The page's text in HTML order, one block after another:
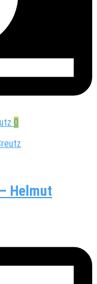
0
Helmut